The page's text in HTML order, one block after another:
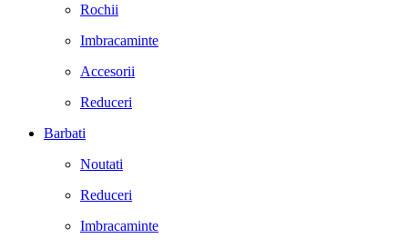
Rochii
Imbracaminte
Accesorii
Reduceri
Barbati
Noutati
Reduceri
Imbracaminte